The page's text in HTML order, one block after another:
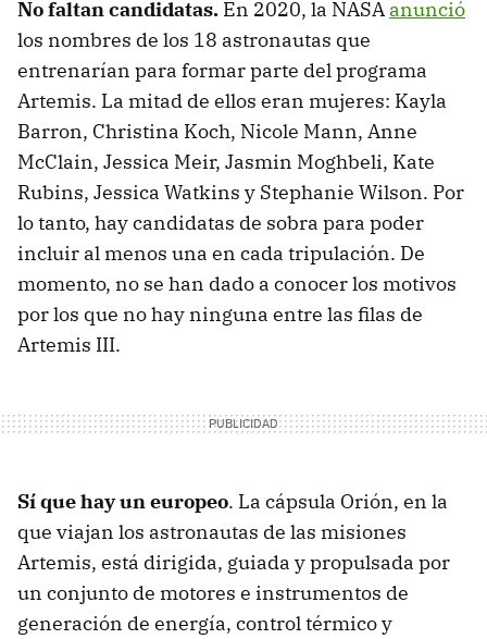
No faltan candidatas. En 2020, la NASA anunció
los nombres de los 18 astronautas que
entrenarían para formar parte del programa
Artemis. La mitad de ellos eran mujeres: Kayla
Barron, Christina Koch, Nicole Mann, Anne
McClain, Jessica Meir, Jasmin Moghbeli, Kate
Rubins, Jessica Watkins y Stephanie Wilson. Por
lo tanto, hay candidatas de sobra para poder
incluir al menos una en cada tripulación. De
momento, no se han dado a conocer los motivos
por los que no hay ninguna entre las filas de
Artemis III.
Sí que hay un europeo. La cápsula Orión, en la
que viajan los astronautas de las misiones
Artemis, está dirigida, guiada y propulsada por
un conjunto de motores e instrumentos de
generación de energía, control térmico y